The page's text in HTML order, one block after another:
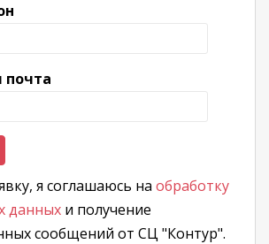
почта
я соглашаюсь на обработку
данных и получение
сообщений от СЦ "Контур".